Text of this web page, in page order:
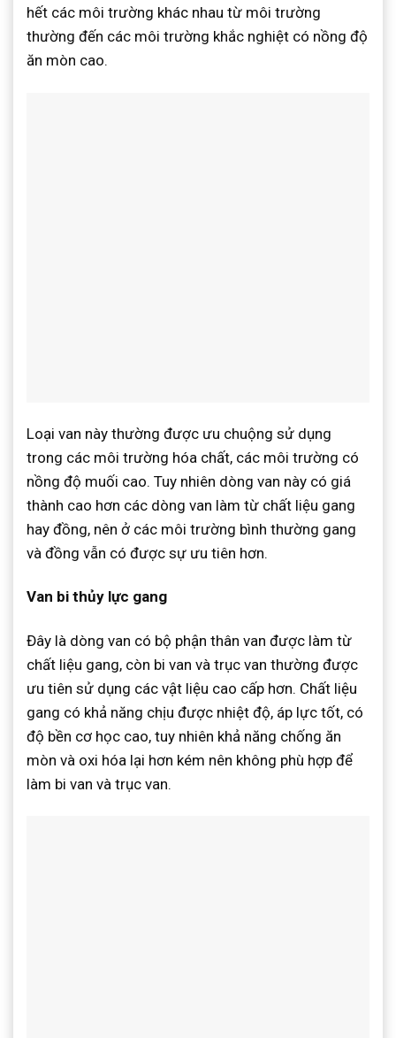
hết các môi trường khác nhau từ môi trường
thường đến các môi trường khắc nghiệt có nồng độ
ăn mòn cao.
Loại van này thường được ưu chuộng sử dụng
trong các môi trường hóa chất, các môi trường có
nồng độ muối cao. Tuy nhiên dòng van này có giá
thành cao hơn các dòng van làm từ chất liệu gang
hay đồng, nên ở các môi trường bình thường gang
và đồng vẫn có được sự ưu tiên hơn.
Van bi thủy lực gang
Đây là dòng van có bộ phận thân van được làm từ
chất liệu gang, còn bi van và trục van thường được
ưu tiên sử dụng các vật liệu cao cấp hơn. Chất liệu
gang có khả năng chịu được nhiệt độ, áp lực tốt, có
độ bền cơ học cao, tuy nhiên khả năng chống ăn
mòn và oxi hóa lại hơn kém nên không phù hợp để
làm bi van và trục van.